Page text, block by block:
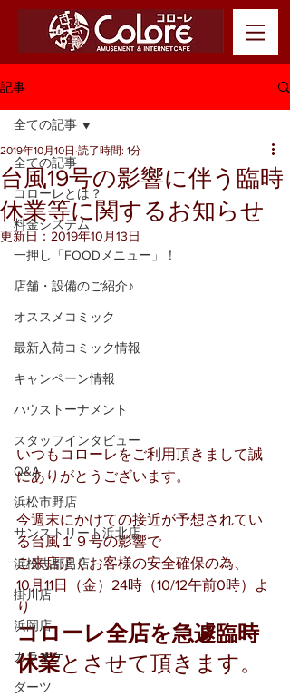
記事
全ての記事
コローレとは？
料金システム
一押し「FOODメニュー」！
店舗・設備のご紹介♪
オススメコミック
最新入荷コミック情報
キャンペーン情報
ハウストーナメント
スタッフインタビュー
Q&A
浜松市野店
サンストリート浜北店
浜松志都呂店
掛川店
浜岡店
カラオケ
ダーツ
全ての記事
台風19号の影響に伴う臨時
休業等に関するお知らせ
2019年10月10日 読了時間: 1分
更新日： 2019年10月13日
いつもコローレをご利用頂きまして誠
にありがとうございます。
今週末にかけての接近が予想されてい
る台風１９号の影響で
ご来店頂くお客様の安全確保の為、
10月11日（金）24時（10/12午前0時）よ
り
コローレ全店を急遽臨時
休業とさせて頂きます。